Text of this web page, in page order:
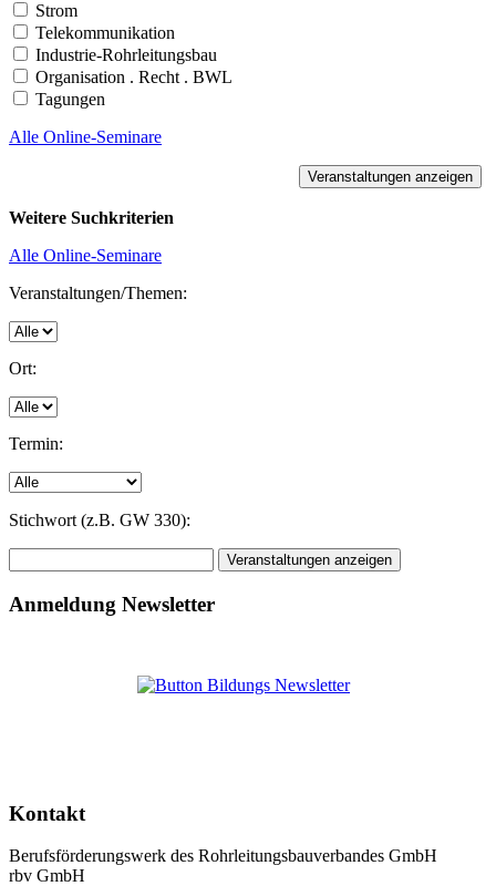
Strom
Telekommunikation
Industrie-Rohrleitungsbau
Organisation . Recht . BWL
Tagungen
Alle Online-Seminare
Weitere Suchkriterien
Alle Online-Seminare
Veranstaltungen/Themen:
Ort:
Termin:
Stichwort (z.B. GW 330):
Anmeldung Newsletter
Kontakt
Berufsförderungswerk des Rohrleitungsbauverbandes GmbH
rbv GmbH